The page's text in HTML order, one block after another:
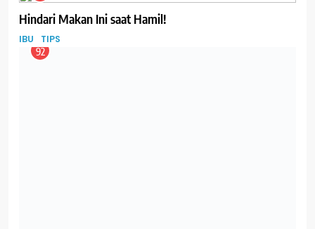
Hindari Makan Ini saat Hamil!
IBU TIPS
92